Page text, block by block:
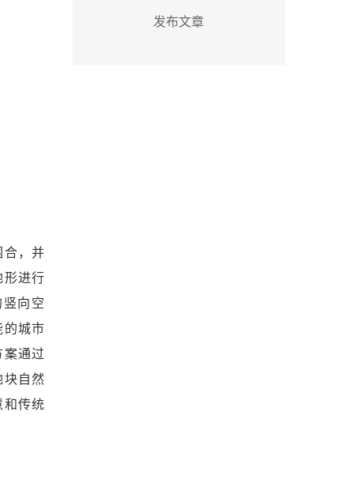
合，并
形进行
向空
的城市
案通过
块自然
和传统
发布文章